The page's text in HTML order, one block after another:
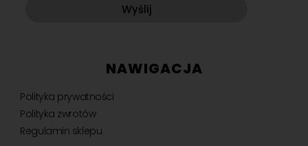
Wyślij
NAWIGACJA
Polityka prywatności
Polityka zwrotów
Regulamin sklepu